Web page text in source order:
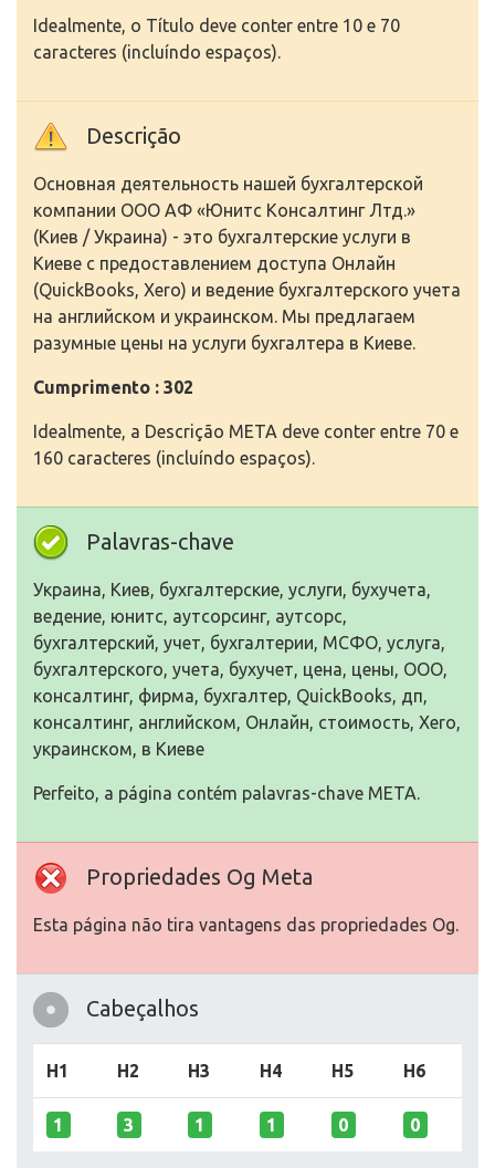
Idealmente, o Título deve conter entre 10 e 70
caracteres (incluíndo espaços).
Descrição
Основная деятельность нашей бухгалтерской
компании ООО АФ «Юнитс Консалтинг Лтд.»
(Киев / Украина) - это бухгалтерские услуги в
Киеве с предоставлением доступа Онлайн
(QuickBooks, Xero) и ведение бухгалтерского учета
на английском и украинском. Мы предлагаем
разумные цены на услуги бухгалтера в Киеве.
Cumprimento : 302
Idealmente, a Descrição META deve conter entre 70 e
160 caracteres (incluíndo espaços).
Palavras-chave
Украина, Киев, бухгалтерские, услуги, бухучета,
ведение, юнитс, аутсорсинг, аутсорс,
бухгалтерский, учет, бухгалтерии, МСФО, услуга,
бухгалтерского, учета, бухучет, цена, цены, ООО,
консалтинг, фирма, бухгалтер, QuickBooks, дп,
консалтинг, английском, Онлайн, стоимость, Xero,
украинском, в Киеве
Perfeito, a página contém palavras-chave META.
Propriedades Og Meta
Esta página não tira vantagens das propriedades Og.
Cabeçalhos
H1 H2 H3 H4 H5 H6
1 3 1 1 0 0